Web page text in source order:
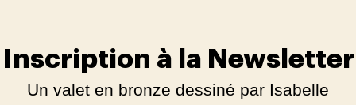
Inscription à la Newsletter
Un valet en bronze dessiné par Isabelle